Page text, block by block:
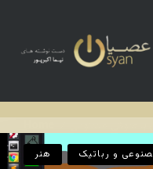
هنر و رباتیک